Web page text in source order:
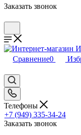
Заказать звонок
Сравнение0
Телефоны
+7 (949) 335-34-24
Заказать звонок